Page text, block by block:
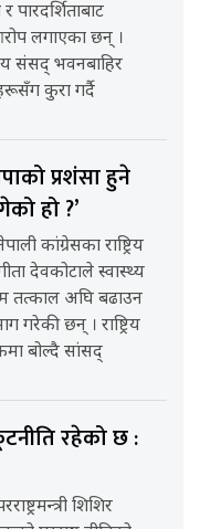
पारदर्शिताबाट
लगाएका छन् ।
संसद् भवनबाहिर
कुरा गर्दै
प्रशंसा हुने
हो ?’
कांग्रेसका राष्ट्रिय
देवकोटाले स्वास्थ्य
तत्काल अघि बढाउन
गरेकी छन् । राष्ट्रिय
बोल्दै सांसद्
रहेको छ :
शिशिर